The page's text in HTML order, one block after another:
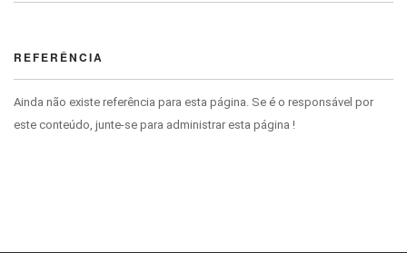
REFERÊNCIA
Ainda não existe referência para esta página. Se é o responsável por
este conteúdo, junte-se para administrar esta página !